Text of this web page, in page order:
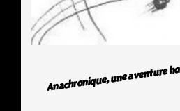
Anachronique, une aventure